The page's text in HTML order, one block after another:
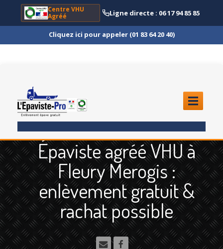
Centre VHU
Agréé
Ligne directe : 06 17 94 85 85
Cliquez ici pour appeler (01 83 64 20 40)
ENLÈVEMENTÉPAVE
Quoi ?
Scooteret Moto
Camion et Poids Lourd
Utilitaire
Épaviste agréé VHU à
Fleury Merogis :
enlèvement gratuit &
rachat possible